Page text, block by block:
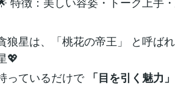
狼星は、「桃花の帝王」 と呼ば
💖
っているだけで 「目を引く魅力